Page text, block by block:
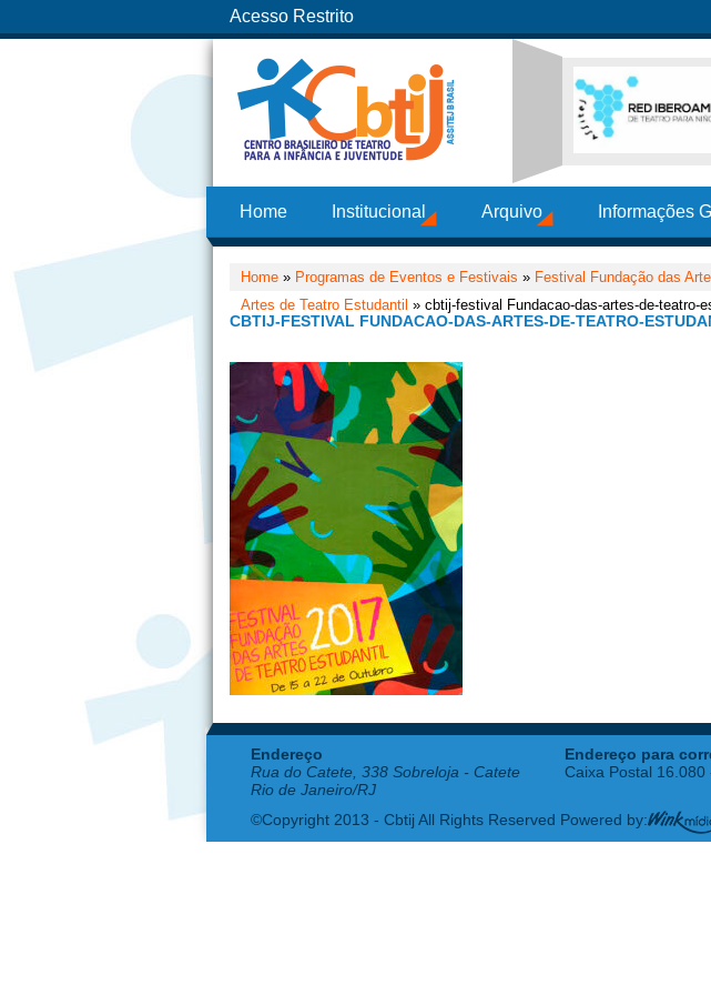
Acesso Restrito
Home Institucional Arquivo Informações
Home » Programas de Eventos e Festivais » Festival Fundação das
Artes de Teatro Estudantil » cbtij-festival Fundacao-das-artes-de-teatro-
CBTIJ-FESTIVAL FUNDACAO-DAS-ARTES-DE-TEATRO-
Endereço
Rua do Catete, 338 Sobreloja - Catete
Rio de Janeiro/RJ
Endereço para
Caixa Postal 16.080
©Copyright 2013 - Cbtij All Rights Reserved Powered by: